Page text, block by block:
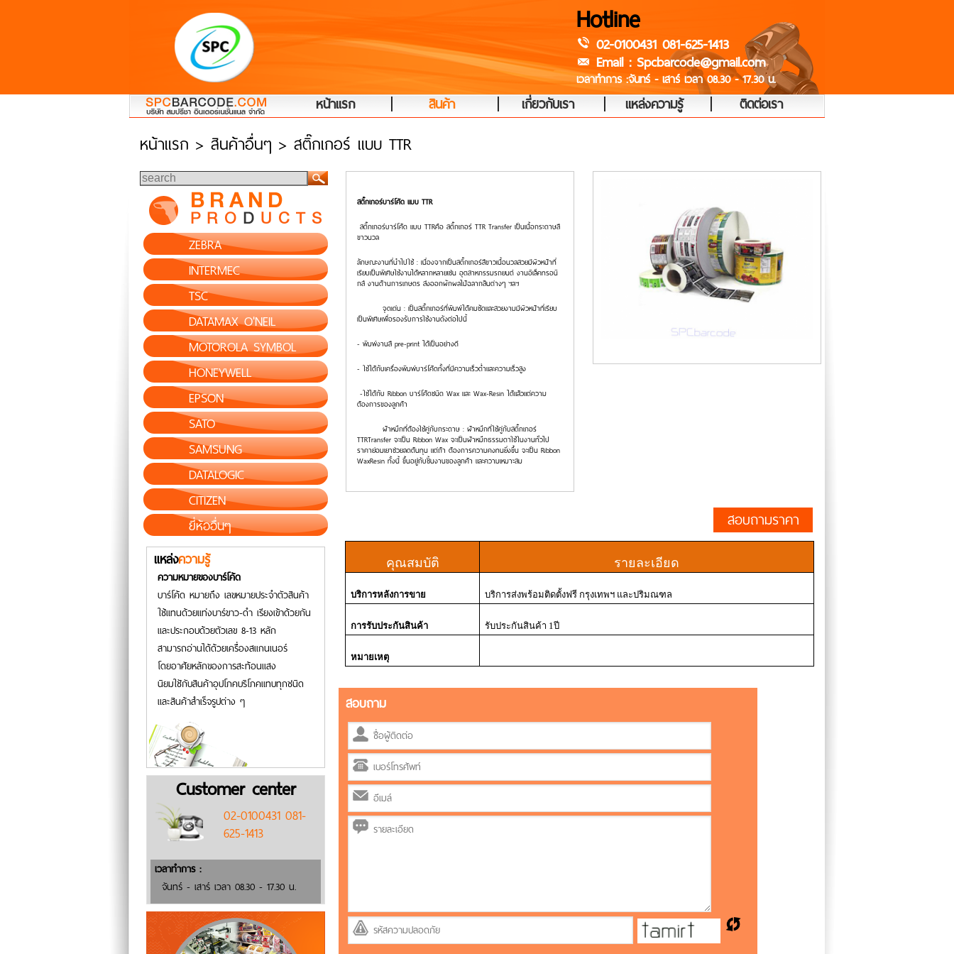
Hotline
02-0100431 081-625-1413
Email : Spcbarcode@gmail.com
เวลาทำการ :จันทร์ - เสาร์ เวลา 08.30 - 17.30 น.
หน้าแรก | สินค้า | เกี่ยวกับเรา | แหล่งความรู้ | ติดต่อเรา
หน้าแรก > สินค้าอื่นๆ > สติ๊กเกอร์ แบบ TTR
ZEBRA
INTERMEC
TSC
DATAMAX O'NEIL
MOTOROLA SYMBOL
HONEYWELL
EPSON
SATO
SAMSUNG
DATALOGIC
CITIZEN
ยี่ห้ออื่นๆ
แหล่งความรู้
ความหมายของบาร์โค้ด
บาร์โค้ด หมายถึง เลขหมายประจำตัวสินค้า
ใช้แทนด้วยแท่งบาร์ขาว-ดำ เรียงเข้าด้วยกัน
และประกอบด้วยตัวเลข 8-13 หลัก
สามารถอ่านได้ด้วยเครื่องสแกนเนอร์
โดยอาศัยหลักของการสะท้อนแสง
นิยมใชักับสินค้าอุปโภคบริโภคแทบทุกชนิด
และสินค้าสำเร็จรูปต่าง ๆ
Customer center
02-0100431 081-
625-1413
เวลาทำการ :
จันทร์ - เสาร์ เวลา 08.30 - 17.30 น.
สติ๊กเกอร์บาร์โค้ด แบบ TTR
สติ๊กเกอร์บาร์โค้ด แบบ TTRคือ สติ๊กเกอร์ TTR Transfer เป็นเนื้อกระดาษสี
ขาวนวล
ลักษณะงานที่นำไปใช้ : เนื่องจากเป็นสติ๊กเกอร์สีขาวเนื้อนวลสวยมีผิวหน้าที่
เรียบเป็นพิเศษใช้งานได้หลากหลายเช่น อุตสาหกรรมรถยนต์ งานอิเล็คทรอนิ
กส์ งานด้านการเกษตร ส่งออกผักผลไม้ฉลากสินต่างๆ ฯลฯ
จุดเด่น : เป็นสติ๊กเกอร์ที่พิมพ์ได้คมชัดและสวยงามมีผิวหน้าที่เรียบ
เป็นพิเศษเพื่อรองรับการใช้งานดังต่อไปนี้
- พิมพ์งานสี pre-print ได้เป็นอย่างดี
- ใช้ได้กับเครื่องพิมพ์บาร์โค้ดทั้งที่มีความเร็วต่ำและความเร็วสูง
-ใช้ได้กับ Ribbon บาร์โค้ดชนิด Wax และ Wax-Resin ได้แล้วแต่ความ
ต้องการของลูกค้า
ผ้าหมึกที่ต้องใช้คู่กับกระดาษ : ผ้าหมึกที่ใช้คู่กับสติ๊กเกอร์
TTRTransfer จะเป็น Ribbon Wax จะเป็นผ้าหมึกธรรมดาใช้ในงานทั่วไป
ราคาย่อมเยาช่วยลดต้นทุน แต่ถ้า ต้องการความคงทนยิ่งขึ้น จะเป็น Ribbon
WaxResin ทั้งนี้ ขึ้นอยู่กับชิ้นงานของลูกค้า และความเหมาะสม
สอบถามราคา
คุณสมบัติ รายละเอียด
บริการหลังการขาย บริการส่งพร้อมติดตั้งฟรี กรุงเทพฯ และปริมณฑล
การรับประกันสินค้า รับประกันสินค้า 1ปี
หมายเหตุ
สอบถาม